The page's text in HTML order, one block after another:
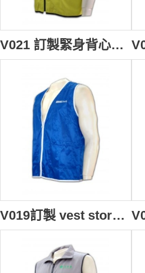
V021 訂製緊身背心男背心外套 diy vest waistcoat online 背心外套中心 設計背心褸批發商
V019訂製 vest store 背心男 vest company 訂購團體背心褸 製造背心外套專門店